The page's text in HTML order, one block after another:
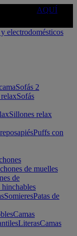
AQUÍ
Sofás 2
Sofás
Sillones relax
Puffs con
de muelles
de
SomieresPatas de
Camas
LiterasCamas